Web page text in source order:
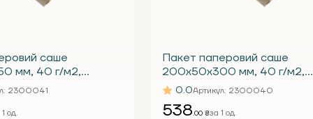
саше
мм, 40 г/м2,
(уп. 1000 шт.)
: 2300041
од.
Пакет паперовий саше
200х50х300 мм, 40 г/м2,
крафтовий бурий (уп. 1000
0.0Артикул: 2300040
538.00 ₴за 1 од.